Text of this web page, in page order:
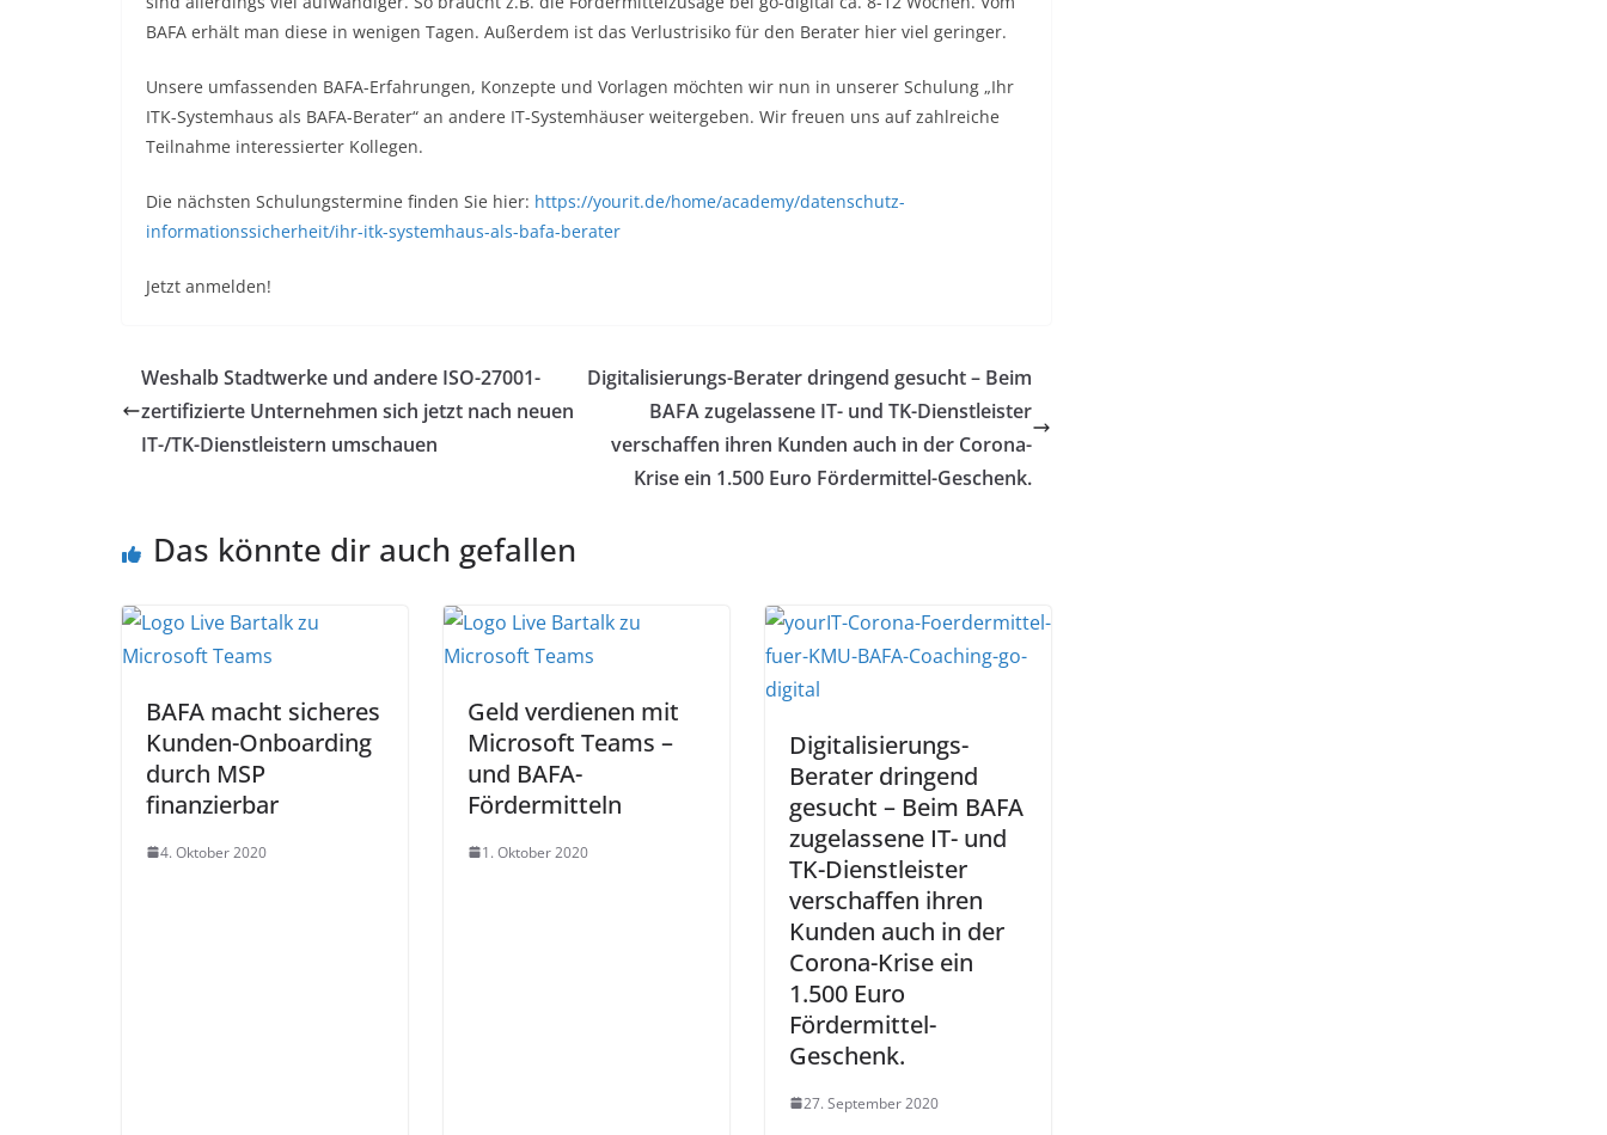
BAFA erhält man diese in wenigen Tagen. Außerdem ist das Verlustrisiko für den Berater hier viel geringer.
Unsere umfassenden BAFA-Erfahrungen, Konzepte und Vorlagen möchten wir nun in unserer Schulung „Ihr
ITK-Systemhaus als BAFA-Berater“ an andere IT-Systemhäuser weitergeben. Wir freuen uns auf zahlreiche
Teilnahme interessierter Kollegen.
Die nächsten Schulungstermine finden Sie hier: https://yourit.de/home/academy/datenschutz-
informationssicherheit/ihr-itk-systemhaus-als-bafa-berater
Jetzt anmelden!
Weshalb Stadtwerke und andere ISO-27001-
zertifizierte Unternehmen sich jetzt nach neuen
IT-/TK-Dienstleistern umschauen
Digitalisierungs-Berater dringend gesucht – Beim
BAFA zugelassene IT- und TK-Dienstleister
verschaffen ihren Kunden auch in der Corona-
Krise ein 1.500 Euro Fördermittel-Geschenk.
Das könnte dir auch gefallen
BAFA macht sicheres
Kunden-Onboarding
durch MSP
finanzierbar
4. Oktober 2020
Geld verdienen mit
Microsoft Teams –
und BAFA-
Fördermitteln
1. Oktober 2020
Digitalisierungs-
Berater dringend
gesucht – Beim BAFA
zugelassene IT- und
TK-Dienstleister
verschaffen ihren
Kunden auch in der
Corona-Krise ein
1.500 Euro
Fördermittel-
Geschenk.
27. September 2020